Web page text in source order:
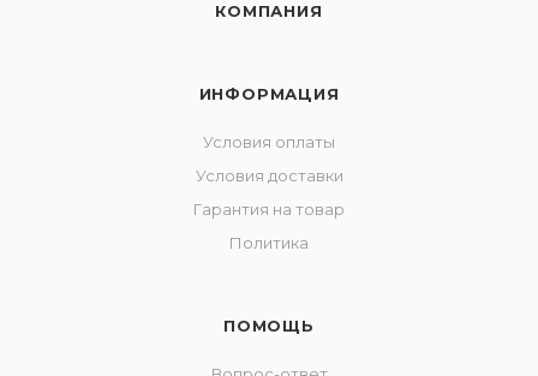
КОМПАНИЯ
ИНФОРМАЦИЯ
Условия оплаты
Условия доставки
Гарантия на товар
Политика
ПОМОЩЬ